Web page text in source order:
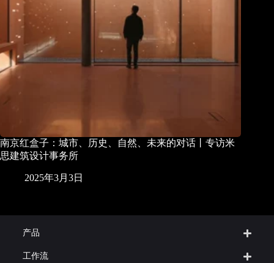
南京红盒子：城市、历史、自然、未来的对话丨专访米
思建筑设计事务所
2025年3月3日
产品
工作流